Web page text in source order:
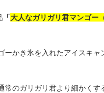
「大人なガリガリ君マンゴー
かき氷を入れたアイスキャ
常のガリガリ君より細かく